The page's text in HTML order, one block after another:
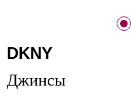
DKNY
Джинсы